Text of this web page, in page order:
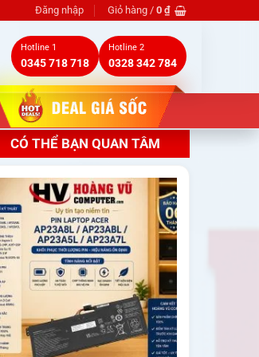
Đăng nhập Giỏ hàng / 0 ₫
Hotline 1
0345 718 718
Hotline 2
0328 342 784
CÓ THỂ BẠN QUAN TÂM